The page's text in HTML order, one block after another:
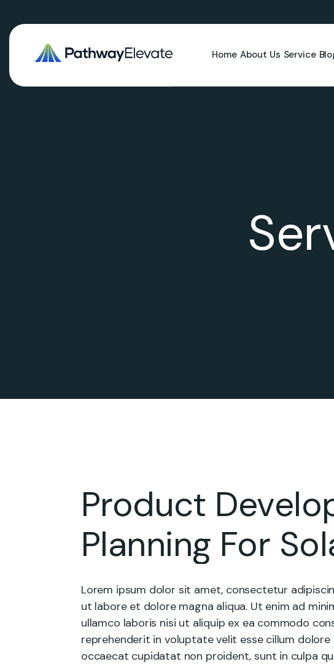
Home About Us Service
Product
Planning For
Lorem ipsum dolor sit amet, consectetur
ut labore et dolore magna aliqua. Ut enim ad
ullamco laboris nisi ut aliquip ex ea commodo
reprehenderit in voluptate velit esse cillum
occaecat cupidatat non proident, sunt in culpa